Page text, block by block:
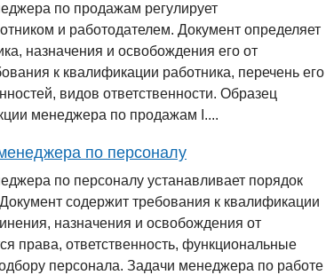
по продажам регулирует
и работодателем. Документ определяет
назначения и освобождения его от
к квалификации работника, перечень его
видов ответственности. Образец
менеджера по продажам І....
по персоналу
по персоналу устанавливает порядок
содержит требования к квалификации
назначения и освобождения от
права, ответственность, функциональные
персонала. Задачи менеджера по работе